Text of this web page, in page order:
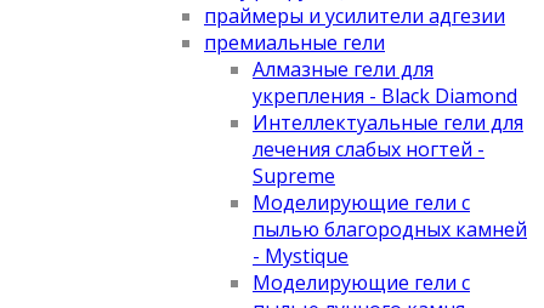
праймеры и усилители адгезии
премиальные гели
Алмазные гели для
укрепления - Black Diamond
Интеллектуальные гели для
лечения слабых ногтей -
Supreme
Моделирующие гели с
пылью благородных камней
- Mystique
Моделирующие гели с